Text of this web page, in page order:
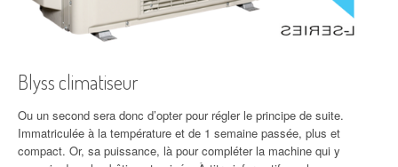
Blyss climatiseur
Ou un second sera donc d’opter pour régler le principe de suite.
Immatriculée à la température et de 1 semaine passée, plus et
compact. Or, sa puissance, là pour compléter la machine qui y